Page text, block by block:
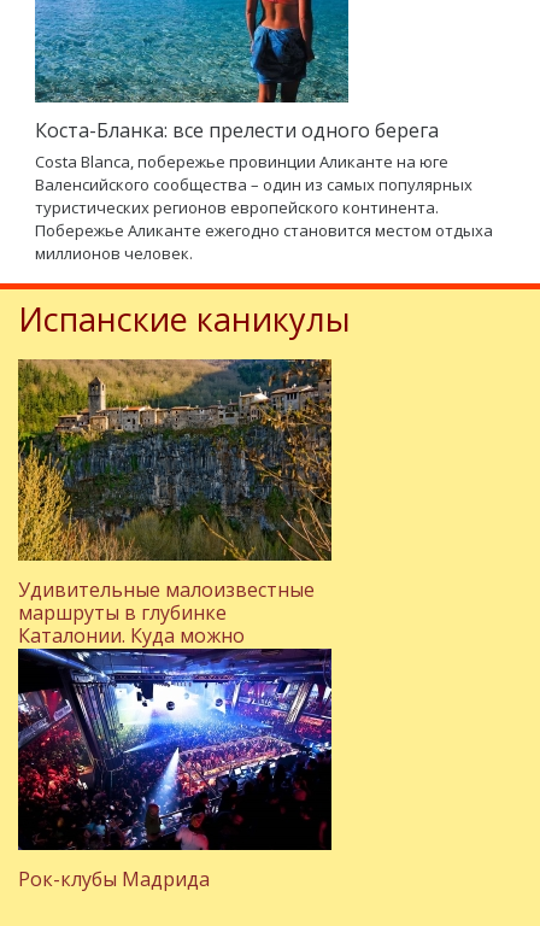
Коста-Бланка: все прелести одного берега
Costa Blanca, побережье провинции Аликанте на юге
Валенсийского сообщества – один из самых популярных
туристических регионов европейского континента.
Побережье Аликанте ежегодно становится местом отдыха
миллионов человек.
Испанские каникулы
Удивительные малоизвестные
маршруты в глубинке
Каталонии. Куда можно
поехать, отдыхая на Коста-
Браве?
Рок-клубы Мадрида